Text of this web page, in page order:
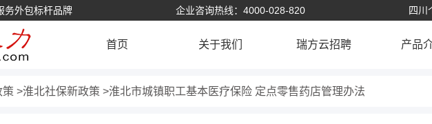
务外包标杆品牌 企业咨询热线：4000-028-820 四川
首页 关于我们 瑞方云招聘 产品
策 淮北社保新政策 淮北市城镇职工基本医疗保险 定点零售药店管理办法